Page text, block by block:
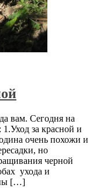
вам. Сегодня на
за красной и
очень похожи и
но
черной
ухода и
[…]